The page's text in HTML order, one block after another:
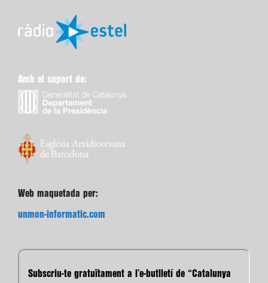
Amb el suport de:
Web maquetada per:
unmon-informatic.com
Subscriu-te gratuïtament a l’e-butlletí de “Catalunya